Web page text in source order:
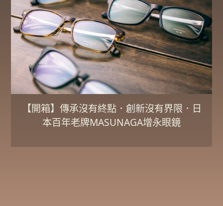
【開箱】傳承沒有終點．創新沒有界限．日
本百年老牌MASUNAGA增永眼鏡